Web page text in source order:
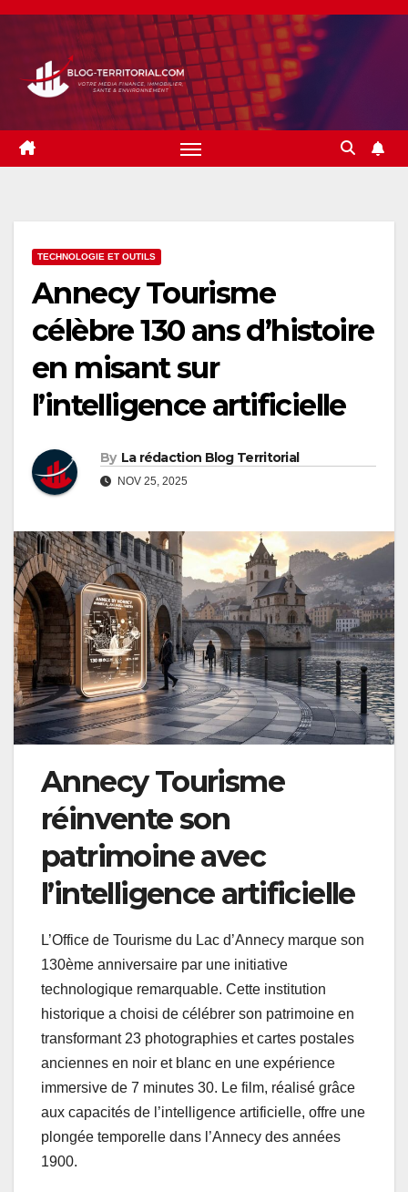
Skip
content
TECHNOLOGIE ET OUTILS
Annecy Tourisme
célèbre 130 ans d’histoire
en misant sur
l’intelligence artificielle
By La rédaction Blog Territorial
NOV 25, 2025
Annecy Tourisme
réinvente son
patrimoine avec
l’intelligence artificielle
L’Office de Tourisme du Lac d’Annecy marque son
130ème anniversaire par une initiative
technologique remarquable. Cette institution
historique a choisi de célébrer son patrimoine en
transformant 23 photographies et cartes postales
anciennes en noir et blanc en une expérience
immersive de 7 minutes 30. Le film, réalisé grâce
aux capacités de l’intelligence artificielle, offre une
plongée temporelle dans l’Annecy des années
1900.